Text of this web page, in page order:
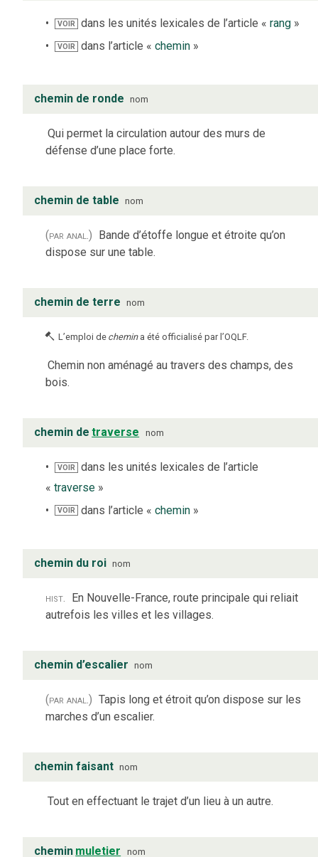
VOIR dans les unités lexicales de l’article «rang »
VOIR dans l’article «chemin »
chemin de ronde nom
Qui permet la circulation autour des murs de
défense d’une place forte.
chemin de table nom
(par anal.) Bande d’étoffe longue et étroite qu’on
dispose sur une table.
chemin de terre nom
L’emploi de chemin a été officialisé par l’OQLF.
Chemin non aménagé au travers des champs, des
bois.
chemin de traverse nom
VOIR
dans les unités lexicales de l’article
« traverse »
VOIR dans l’article «chemin »
chemin du roi nom
hist.
En Nouvelle-France, route principale qui reliait
autrefois les villes et les villages.
chemin d’escalier nom
(par anal.) Tapis long et étroit qu’on dispose sur les
marches d’un escalier.
chemin faisant nom
Tout en effectuant le trajet d’un lieu à un autre.
chemin muletier nom